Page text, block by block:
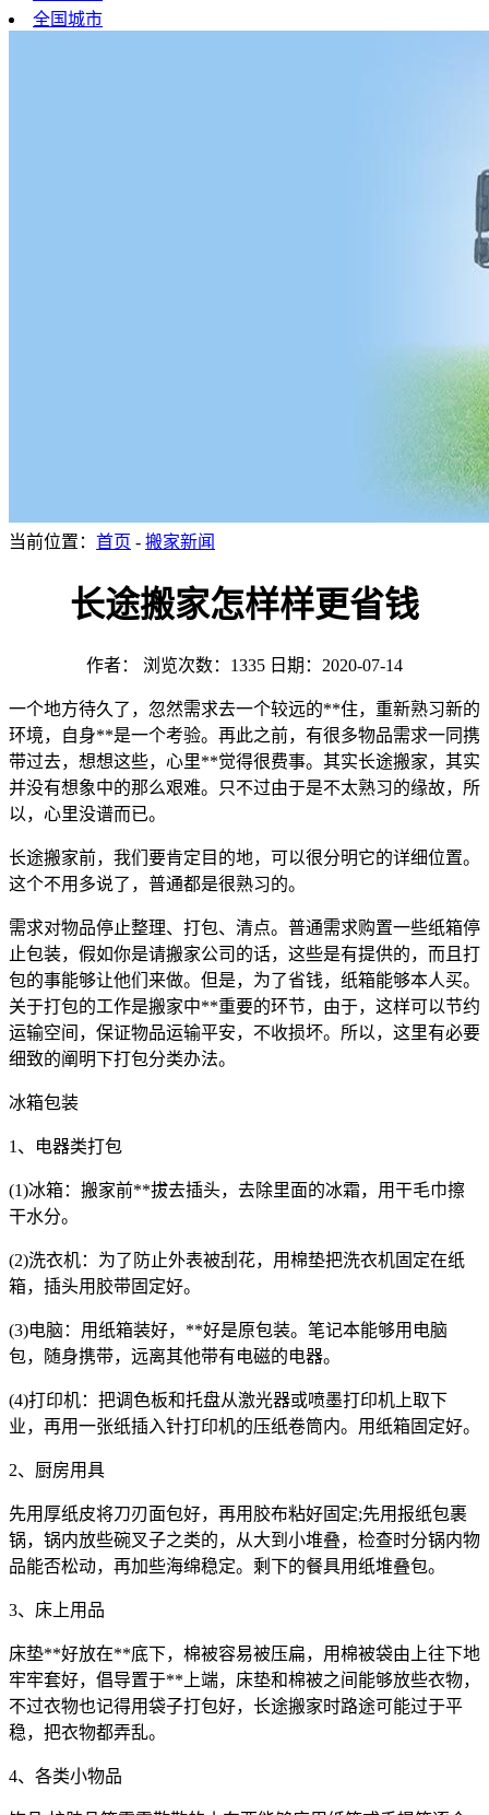
全国城市
当前位置： 首页 - 搬家新闻
长途搬家怎样样更省钱
作者： 浏览次数：1335 日期：2020-07-14
一个地方待久了，忽然需求去一个较远的**住，重新熟习新的
环境，自身**是一个考验。再此之前，有很多物品需求一同携
带过去，想想这些，心里**觉得很费事。其实长途搬家，其实
并没有想象中的那么艰难。只不过由于是不太熟习的缘故，所
以，心里没谱而已。
长途搬家前，我们要肯定目的地，可以很分明它的详细位置。
这个不用多说了，普通都是很熟习的。
需求对物品停止整理、打包、清点。普通需求购置一些纸箱停
止包装，假如你是请搬家公司的话，这些是有提供的，而且打
包的事能够让他们来做。但是，为了省钱，纸箱能够本人买。
关于打包的工作是搬家中**重要的环节，由于，这样可以节约
运输空间，保证物品运输平安，不收损坏。所以，这里有必要
细致的阐明下打包分类办法。
冰箱包装
1、电器类打包
(1)冰箱：搬家前**拔去插头，去除里面的冰霜，用干毛巾擦
干水分。
(2)洗衣机：为了防止外表被刮花，用棉垫把洗衣机固定在纸
箱，插头用胶带固定好。
(3)电脑：用纸箱装好，**好是原包装。笔记本能够用电脑
包，随身携带，远离其他带有电磁的电器。
(4)打印机：把调色板和托盘从激光器或喷墨打印机上取下
业，再用一张纸插入针打印机的压纸卷筒内。用纸箱固定好。
2、厨房用具
先用厚纸皮将刀刃面包好，再用胶布粘好固定;先用报纸包裹
锅，锅内放些碗叉子之类的，从大到小堆叠，检查时分锅内物
品能否松动，再加些海绵稳定。剩下的餐具用纸堆叠包。
3、床上用品
床垫**好放在**底下，棉被容易被压扁，用棉被袋由上往下地
牢牢套好，倡导置于**上端，床垫和棉被之间能够放些衣物，
不过衣物也记得用袋子打包好，长途搬家时路途可能过于平
稳，把衣物都弄乱。
4、各类小物品